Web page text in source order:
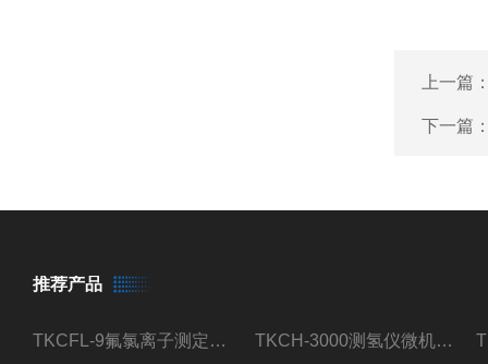
上一篇
下一篇
推荐产品
TKCFL-9氟氯离子测定仪自动煤质检测 TKCH-3000测氢仪微机氢元素测定煤质检测